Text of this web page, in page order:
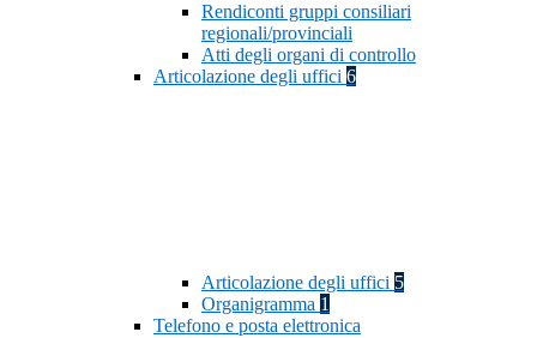
Rendiconti gruppi consiliari
regionali/provinciali
Atti degli organi di controllo
Articolazione degli uffici 6
Articolazione degli uffici 5
Organigramma 1
Telefono e posta elettronica